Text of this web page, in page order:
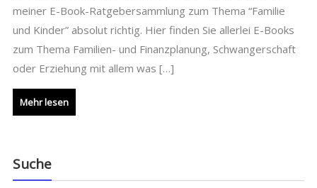
meiner E-Book-Ratgebersammlung zum Thema “Familie
und Kinder” absolut richtig. Hier finden Sie allerlei E-Books
zum Thema Familien- und Finanzplanung, Schwangerschaft
oder Erziehung mit allem was […]
Mehr lesen
Suche